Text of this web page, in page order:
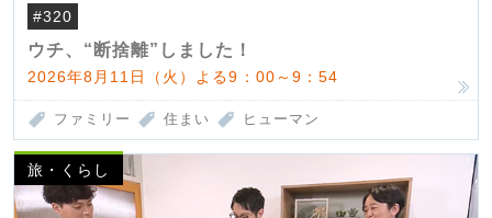
#320
ウチ、“断捨離”しました！
2026年8月11日（火）よる9：00～9：54
ファミリー 住まい ヒューマン
旅・くらし